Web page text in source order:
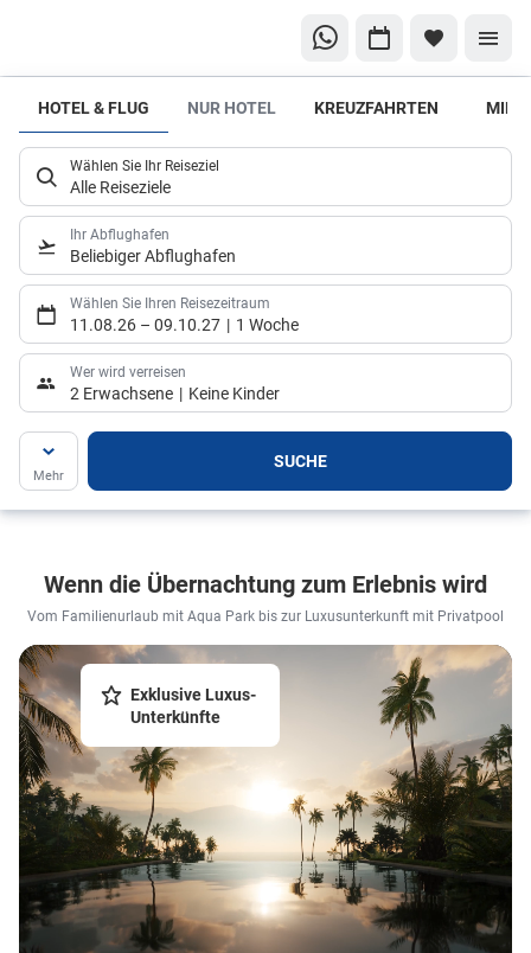
Welche
Unterkunft
ist die
richtige
Wahl?
Hier
kommen
unsere
Hoteltipps
HOTEL & FLUG NUR HOTEL KREUZFAHRTEN
Wählen Sie Ihr Reiseziel
Alle Reiseziele
Ihr Abflughafen
Beliebiger Abflughafen
Wählen Sie Ihren Reisezeitraum
11.08.26 – 09.10.27 1 Woche
Wer wird verreisen
2 Erwachsene Keine Kinder
Mehr
SUCHE
Wenn die Übernachtung zum Erlebnis wird
Vom Familienurlaub mit Aqua Park bis zur Luxusunterkunft mit Privatpool
Exklusive Luxus-
Unterkünfte